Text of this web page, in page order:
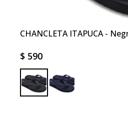
CHANCLETA ITAPUCA -
$ 590